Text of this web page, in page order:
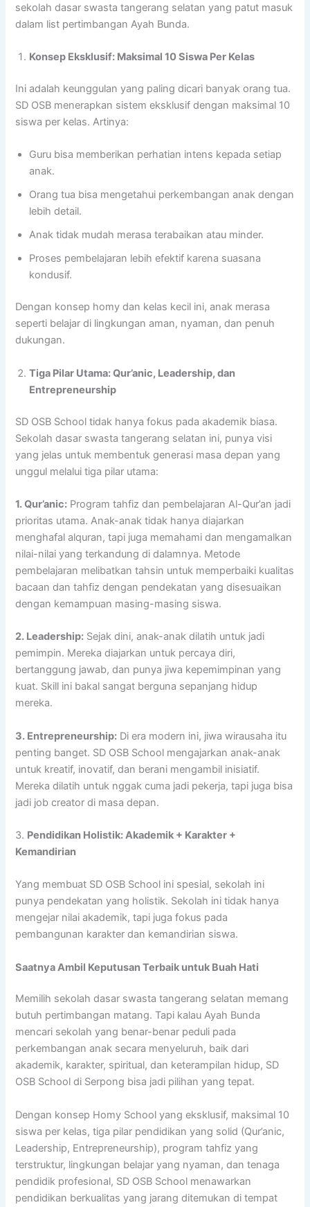
sekolah dasar swasta tangerang selatan yang patut masuk
dalam list pertimbangan Ayah Bunda.
Konsep Eksklusif: Maksimal 10 Siswa Per Kelas
Ini adalah keunggulan yang paling dicari banyak orang tua.
SD OSB menerapkan sistem eksklusif dengan maksimal 10
siswa per kelas. Artinya:
Guru bisa memberikan perhatian intens kepada setiap
anak.
Orang tua bisa mengetahui perkembangan anak dengan
lebih detail.
Anak tidak mudah merasa terabaikan atau minder.
Proses pembelajaran lebih efektif karena suasana
kondusif.
Dengan konsep homy dan kelas kecil ini, anak merasa
seperti belajar di lingkungan aman, nyaman, dan penuh
dukungan.
Tiga Pilar Utama: Qur’anic, Leadership, dan
Entrepreneurship
SD OSB School tidak hanya fokus pada akademik biasa.
Sekolah dasar swasta tangerang selatan ini, punya visi
yang jelas untuk membentuk generasi masa depan yang
unggul melalui tiga pilar utama:
1. Qur’anic: Program tahfiz dan pembelajaran Al-Qur’an jadi
prioritas utama. Anak-anak tidak hanya diajarkan
menghafal alquran, tapi juga memahami dan mengamalkan
nilai-nilai yang terkandung di dalamnya. Metode
pembelajaran melibatkan tahsin untuk memperbaiki kualitas
bacaan dan tahfiz dengan pendekatan yang disesuaikan
dengan kemampuan masing-masing siswa.
2. Leadership: Sejak dini, anak-anak dilatih untuk jadi
pemimpin. Mereka diajarkan untuk percaya diri,
bertanggung jawab, dan punya jiwa kepemimpinan yang
kuat. Skill ini bakal sangat berguna sepanjang hidup
mereka.
3. Entrepreneurship: Di era modern ini, jiwa wirausaha itu
penting banget. SD OSB School mengajarkan anak-anak
untuk kreatif, inovatif, dan berani mengambil inisiatif.
Mereka dilatih untuk nggak cuma jadi pekerja, tapi juga bisa
jadi job creator di masa depan.
3. Pendidikan Holistik: Akademik + Karakter +
Kemandirian
Yang membuat SD OSB School ini spesial, sekolah ini
punya pendekatan yang holistik. Sekolah ini tidak hanya
mengejar nilai akademik, tapi juga fokus pada
pembangunan karakter dan kemandirian siswa.
Saatnya Ambil Keputusan Terbaik untuk Buah Hati
Memilih sekolah dasar swasta tangerang selatan memang
butuh pertimbangan matang. Tapi kalau Ayah Bunda
mencari sekolah yang benar-benar peduli pada
perkembangan anak secara menyeluruh, baik dari
akademik, karakter, spiritual, dan keterampilan hidup, SD
OSB School di Serpong bisa jadi pilihan yang tepat.
Dengan konsep Homy School yang eksklusif, maksimal 10
siswa per kelas, tiga pilar pendidikan yang solid (Qur’anic,
Leadership, Entrepreneurship), program tahfiz yang
terstruktur, lingkungan belajar yang nyaman, dan tenaga
pendidik profesional, SD OSB School menawarkan
pendidikan berkualitas yang jarang ditemukan di tempat